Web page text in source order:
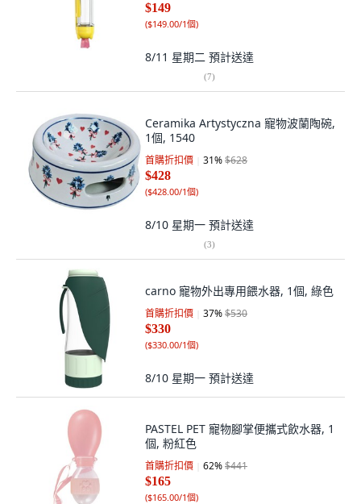
$149
($149.00/1個)
8/11 星期二 預計送達
(7)
Ceramika Artystyczna 寵物波蘭陶碗,
1個, 1540
首購折扣價 31%$628
$428
($428.00/1個)
8/10 星期一 預計送達
(3)
carno 寵物外出專用餵水器, 1個, 綠色
首購折扣價 37%$530
$330
($330.00/1個)
8/10 星期一 預計送達
PASTEL PET 寵物腳掌便攜式飲水器, 1
個, 粉紅色
首購折扣價 62%$441
$165
($165.00/1個)